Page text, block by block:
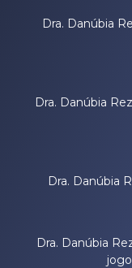
Dra. Danúbia
Dra. Danúbia
Dra. Danúbia
Dra. Danúbia